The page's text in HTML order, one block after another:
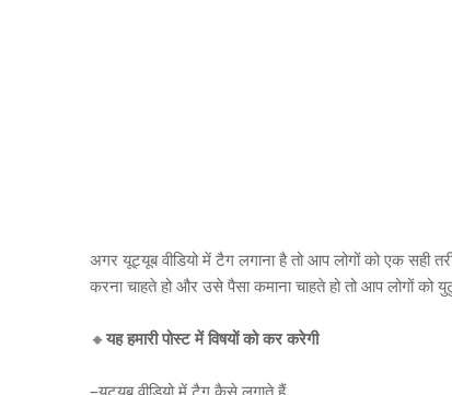
अगर यूट्यूब वीडियो में टैग लगाना है तो आप लोगों को एक सही
करना चाहते हो और उसे पैसा कमाना चाहते हो तो आप लोगों को
🔸यह हमारी पोस्ट में विषयों को कर करेगी